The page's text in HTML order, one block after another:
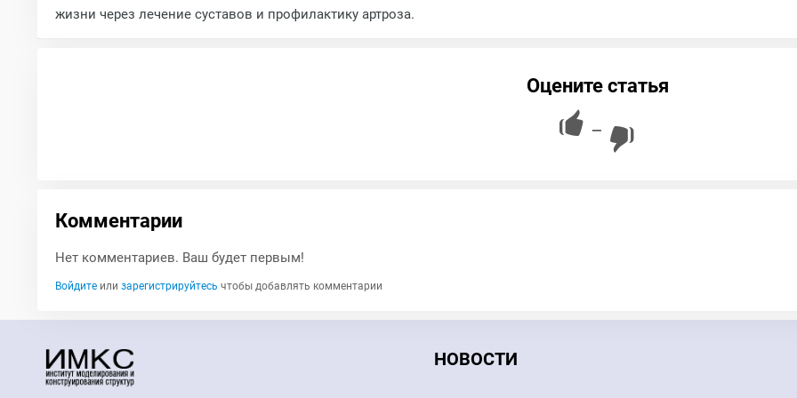
жизни через лечение суставов и профилактику артроза.
Оцените статья
—
Комментарии
Нет комментариев. Ваш будет первым!
Войдитеили зарегистрируйтесь чтобы добавлять комментарии
НОВОСТИ